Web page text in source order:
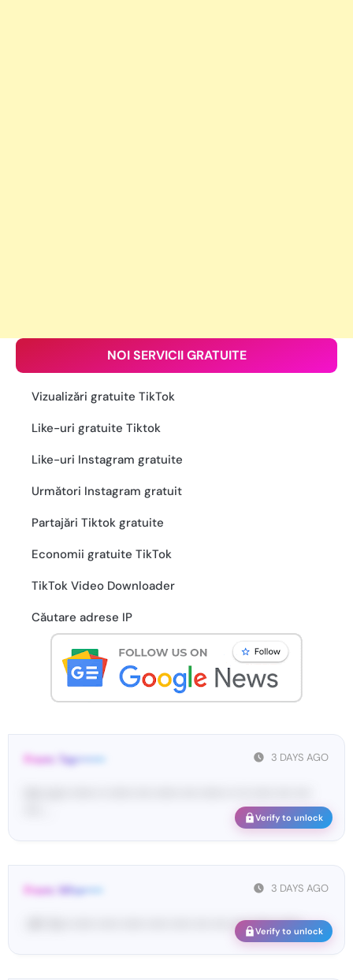
NOI SERVICII GRATUITE
Vizualizări gratuite TikTok
Like-uri gratuite Tiktok
Like-uri Instagram gratuite
Următori Instagram gratuit
Partajări Tiktok gratuite
Economii gratuite TikTok
TikTok Video Downloader
Căutare adrese IP
3 DAYS AGO
From: Tap•••••••
Verify to unlock
3 DAYS AGO
From: Wha•••••
<#• Yo•• •••••• ••••• •••••• ••••• ••••• •••• •••• •••• •••••• ••••••
Verify to unlock